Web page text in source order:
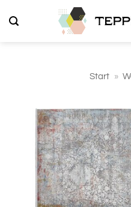
Inhalt
Start »